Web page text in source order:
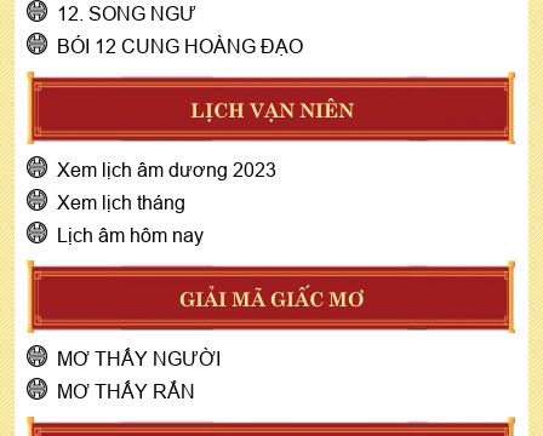
12. SONG NGƯ
BÓI 12 CUNG HOÀNG ĐẠO
LỊCH VẠN NIÊN
Xem lịch âm dương 2023
Xem lịch tháng
Lịch âm hôm nay
GIẢI MÃ GIẤC MƠ
MƠ THẤY NGƯỜI
MƠ THẤY RẮN